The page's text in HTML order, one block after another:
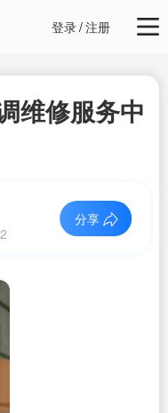
登录/注册
维修服务中
分享